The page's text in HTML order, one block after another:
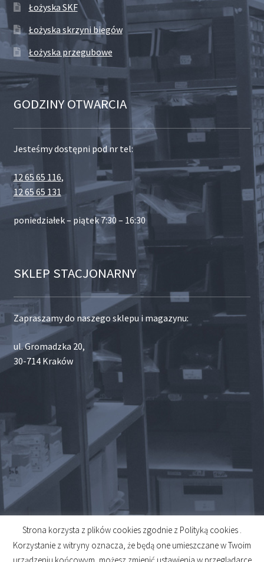
Łożyska SKF
Łożyska skrzyni biegów
Łożyska przegubowe
GODZINY OTWARCIA
Jesteśmy dostępni pod nr tel:
12 65 65 116,
12 65 65 131
poniedziałek – piątek 7:30 – 16:30
SKLEP STACJONARNY
Zapraszamy do naszego sklepu i magazynu:
ul. Gromadzka 20,
30-714 Kraków
© 2026
Created byMidero
Strona korzysta z plików cookies zgodnie z Polityką cookies .
Korzystanie z witryny oznacza, że będą one umieszczane w Twoim